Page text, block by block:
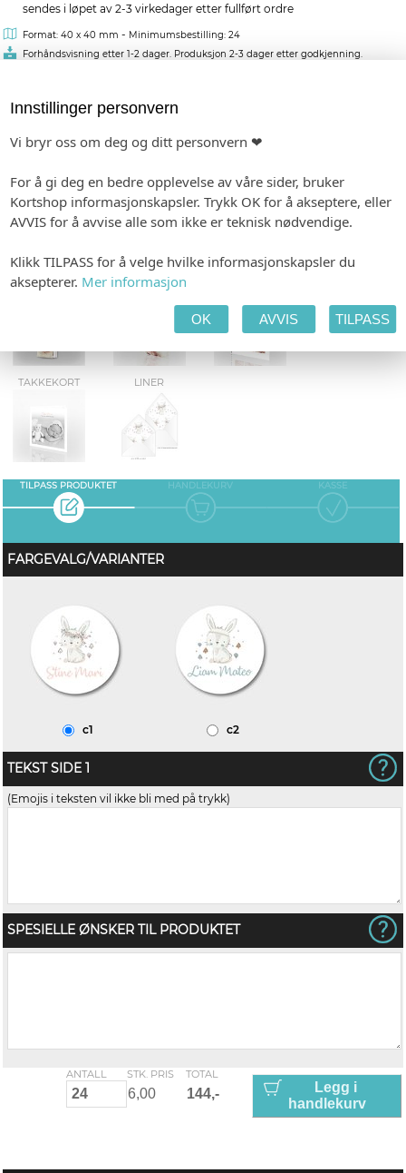
sendes i løpet av 2-3 virkedager etter fullført ordre
Format: 40 x 40 mm - Minimumsbestilling: 24
Forhåndsvisning etter 1-2 dager. Produksjon 2-3 dager etter godkjenning.
kr 6,00pr. stk.
BORDKORT I PAPIR
INVITASJON MENY
SPESIALHEFTE GAVELISTE
TAKKEKORT LINER
TILPASS PRODUKTET HANDLEKURV KASSE
FARGEVALG/VARIANTER
c1 c2
TEKST SIDE 1
(Emojis i teksten vil ikke bli med på trykk)
SPESIELLE ØNSKER TIL PRODUKTET
ANTALL STK. PRIS TOTAL
Legg i
handlekurv
Innstillinger personvern
Vi bryr oss om deg og ditt personvern ❤
For å gi deg en bedre opplevelse av våre sider, bruker
Kortshop informasjonskapsler. Trykk OK for å akseptere, eller
AVVIS for å avvise alle som ikke er teknisk nødvendige.
Klikk TILPASS for å velge hvilke informasjonskapsler du
aksepterer. Mer informasjon
OK AVVIS TILPASS